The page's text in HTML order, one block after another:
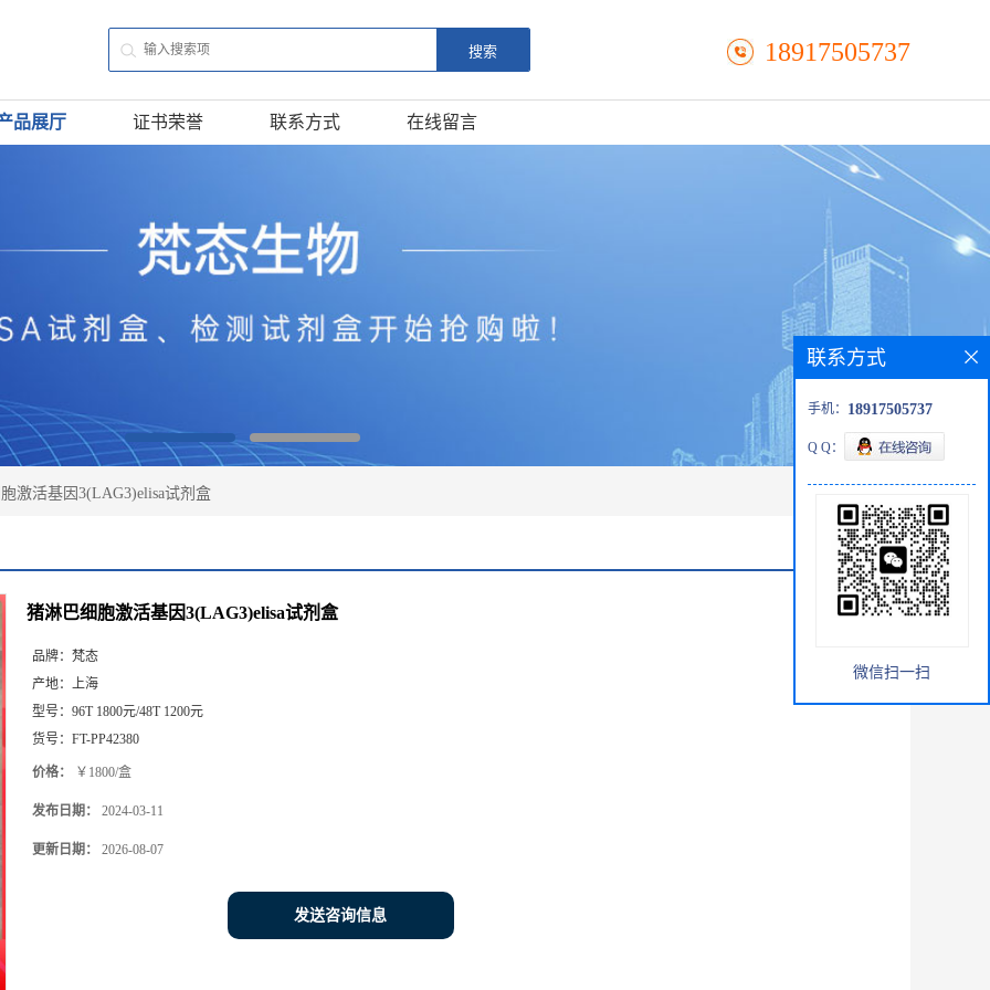
18917505737
品展厅 证书荣誉 联系方式 在线留言
激活基因3(LAG3)elisa试剂盒
猪淋巴细胞激活基因3(LAG3)elisa试剂盒
品牌： 梵态
产地： 上海
型号： 96T 1800元/48T 1200元
货号： FT-PP42380
价格： ￥1800/盒
发布日期： 2024-03-11
更新日期： 2026-08-07
发送咨询信息
联系方式
手机： 18917505737
Q Q：
微信扫一扫